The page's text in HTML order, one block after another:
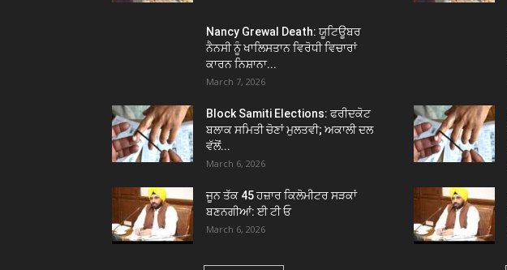
Nancy Grewal Death: ਯੂਟਿਊਬਰ
ਨੈਨਸੀ ਨੂੰ ਖਾਲਿਸਤਾਨ ਵਿਰੋਧੀ ਵਿਚਾਰਾਂ
ਕਾਰਨ ਨਿਸ਼ਾਨਾ...
March 7, 2026
Block Samiti Elections: ਫਰੀਦਕੋਟ
ਬਲਾਕ ਸਮਿਤੀ ਚੋਣਾਂ ਮੁਲਤਵੀ; ਅਕਾਲੀ ਦਲ
ਵੱਲੋਂ...
March 6, 2026
ਜੂਨ ਤੱਕ 45 ਹਜ਼ਾਰ ਕਿਲੋਮੀਟਰ ਸੜਕਾਂ
ਬਣਨਗੀਆਂ: ਈ ਟੀ ਓ
March 6, 2026